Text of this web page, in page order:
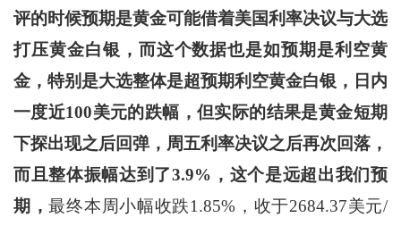
评的时候预期是黄金可能借着美国利率决议与大选
打压黄金白银，而这个数据也是如预期是利空黄
金，特别是大选整体是超预期利空黄金白银，日内
一度近100美元的跌幅，但实际的结果是黄金短期
下探出现之后回弹，周五利率决议之后再次回落，
而且整体振幅达到了3.9%，这个是远超出我们预
期，最终本周小幅收跌1.85%，收于2684.37美元/